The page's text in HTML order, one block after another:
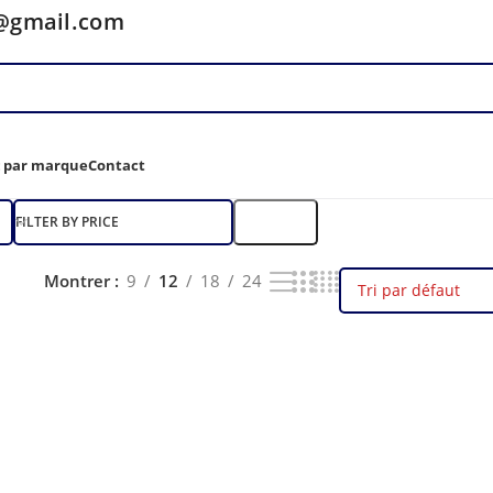
par marqueContact
FILTER BY PRICE
Montrer 9 12 18 24